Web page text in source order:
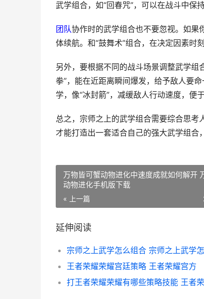
武学组合，如“回春咒”，可以在战斗中保
团队协作时的武学组合也不要忽视。如果
体续航。和“鼓舞术”组合，在决定因素时
另外，要根据不同的战斗场景调整武学组
拳”，能在近距离瞬间爆发，给予敌人要
学，像“冰封箭”，减缓敌人行动速度，便
总之，宗师之上的武学组合需要综合思考
才能打造出一套适合自己的强大武学组合
万物皆可蟹动物进化中速度成就如何解开
动物进化手机版下载
« 上一篇
延伸阅读
宗师之上武学怎么组合 宗师之上武学
王者荣耀荣耀宫廷策略 王者荣耀宫方